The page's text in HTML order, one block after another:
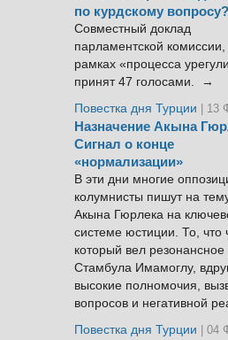
по курдскому вопросу?
Совместный доклад
парламентской
рамках «процесса
принят 47 голосами. →
Повестка дня Турции
| 13
Назначение Акына
Сигнал о конце
«нормализации»
В эти дни многие
колумнисты пишут на
Акына Гюрлека на
системе юстиции. То, что
который вел
Стамбула Имамоглу,
высокие полномочия,
вопросов и негативной
Повестка дня Турции
| 04